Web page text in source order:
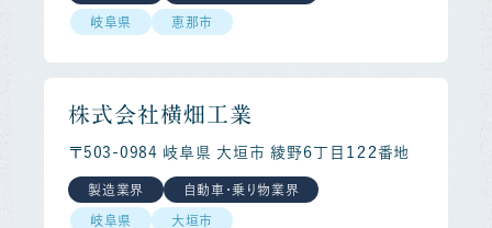
岐阜県 恵那市
株式会社横畑工業
〒503-0984 岐阜県 大垣市 綾野６丁目１２２番地
製造業界 自動車・乗り物業界
岐阜県 大垣市